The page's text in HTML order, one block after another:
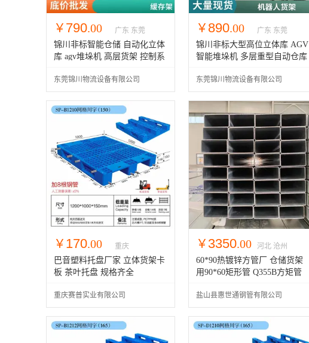
￥ 790.00 广东 东莞
锦川非标智能仓储 自动化立体
库 agv堆垛机 高层货架 控制系
东莞锦川物流设备有限公司
￥ 890.00 广东 东莞
锦川非标大型高位立体库 AGV
智能堆垛机 多层重型自动仓库
东莞锦川物流设备有限公司
￥ 170.00 重庆
巴音塑料托盘厂家 立体货架卡
板 茶叶托盘 规格齐全
重庆赛普实业有限公司
￥ 3350.00 河北 沧州
60*90热镀锌方管厂 仓储货架
用90*60矩形管 Q355B方矩管
盐山县惠世通钢管有限公司